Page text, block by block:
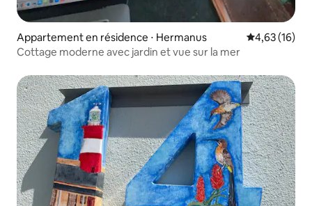
Appartement en résidence ⋅ Hermanus Évaluation
4,63 (16)
Cottage moderne avec jardin et vue sur la mer